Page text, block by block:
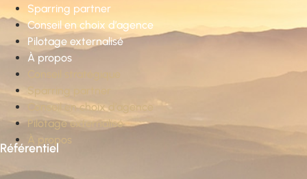
Sparring partner
Conseil en choix d’agence
Pilotage externalisé
À propos
Sparring partner
Conseil en choix d’agence
Pilotage externalisé
À propos
Référentiel